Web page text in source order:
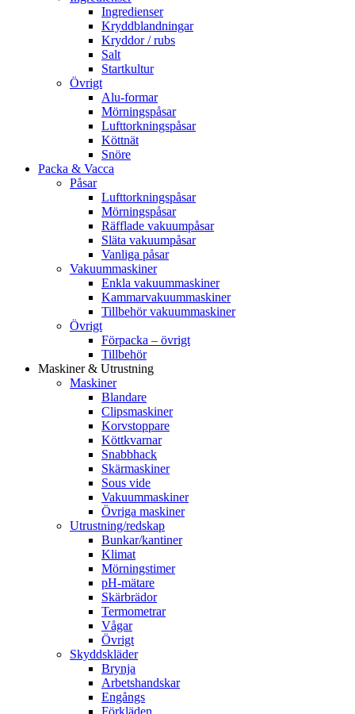
Ingredienser
Kryddblandningar
Kryddor / rubs
Salt
Startkultur
Övrigt
Alu-formar
Mörningspåsar
Lufttorkningspåsar
Köttnät
Snöre
Packa & Vacca
Påsar
Lufttorkningspåsar
Mörningspåsar
Räfflade vakuumpåsar
Släta vakuumpåsar
Vanliga påsar
Vakuummaskiner
Enkla vakuummaskiner
Kammarvakuummaskiner
Tillbehör vakuummaskiner
Övrigt
Förpacka – övrigt
Tillbehör
Maskiner & Utrustning
Maskiner
Blandare
Clipsmaskiner
Korvstoppare
Köttkvarnar
Snabbhack
Skärmaskiner
Sous vide
Vakuummaskiner
Övriga maskiner
Utrustning/redskap
Bunkar/kantiner
Klimat
Mörningstimer
pH-mätare
Skärbrädor
Termometrar
Vågar
Övrigt
Skyddskläder
Brynja
Arbetshandskar
Engångs
Förkläden